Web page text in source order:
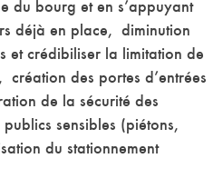
du bourg et en s’appuyant
déjà en place, diminution
et crédibiliser la limitation de
création des portes d’entrées
de la sécurité des
sensibles (piétons,
du stationnement